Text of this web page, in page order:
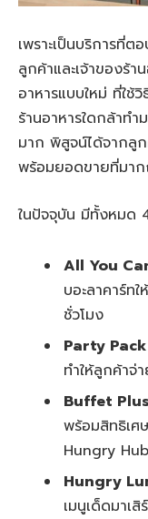
เพราะเป็นบริการที่ต
ลูกค้าและเจ้าของร้
อาหารแบบใหม่ ที่ใช้
ร้านอาหารใดกล้าท
มาก พิสูจน์ได้จากลู
พร้อมยอดขายที่มา
ในปัจจุบัน มีทั้งหมด
All You
บอะลาคาร์ท
ชั่วโมง
Party Pack
ทำให้ลูกค้าจ่
Buffet
พร้อมสิทธิเศ
Hungry
Hungry
เมนูเด็ดมาเ